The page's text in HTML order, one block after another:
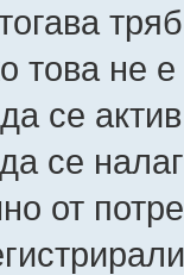
това не
се
се
от